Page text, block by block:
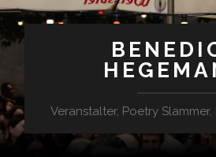
Veranstalter, Poetry